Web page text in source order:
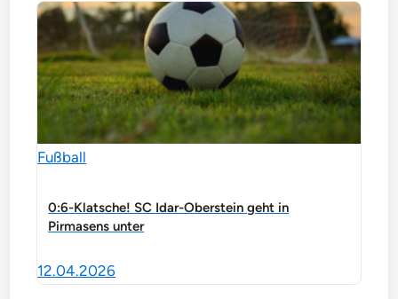
Fußball
0:6-Klatsche! SC Idar-Oberstein geht in
Pirmasens unter
12.04.2026